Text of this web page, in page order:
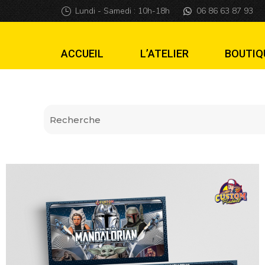
Cartes de règles
Lundi - Samedi : 10h-18h 06 86 63 87 93
ACCUEIL L’ATELIER